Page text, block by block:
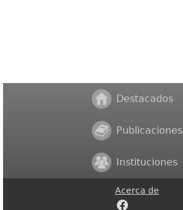
Destacados
Publicaciones
Instituciones
Acerca de